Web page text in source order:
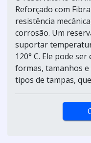
Reforçado com
resistência
corrosão. Um
suportar
120° C. Ele pode
formas, tamanhos
tipos de tampas,